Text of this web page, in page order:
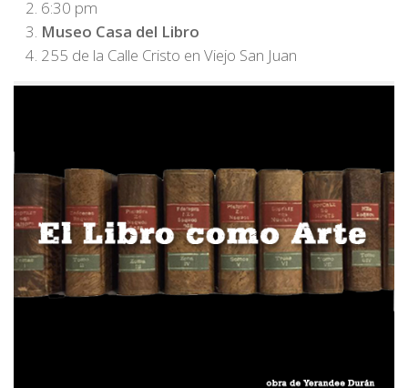
6:30 pm
Museo Casa del Libro
255 de la Calle Cristo en Viejo San Juan